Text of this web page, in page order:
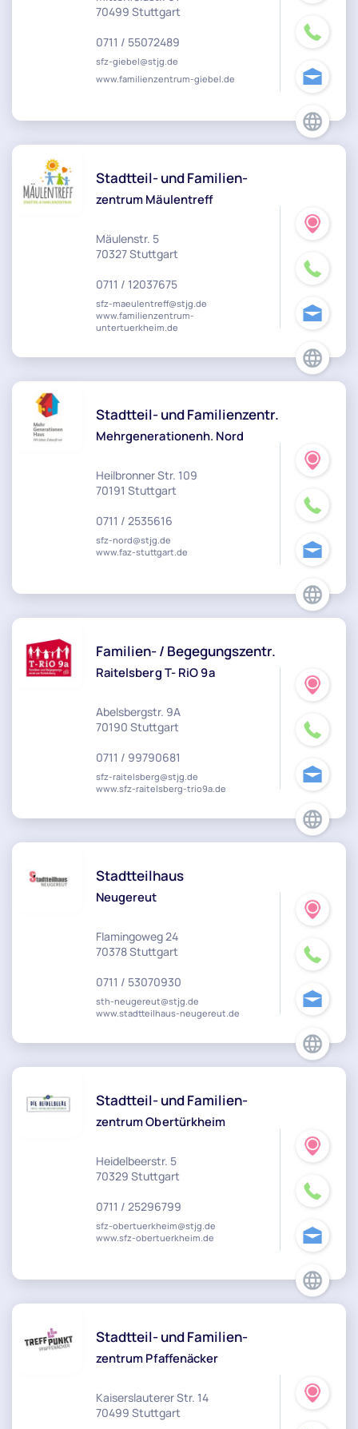
70499 Stuttgart
0711 / 55072489
sfz-giebel@stjg.de
www.familienzentrum-giebel.de
Stadtteil- und Familien-
zentrum Mäulentreff
Mäulenstr. 5
70327 Stuttgart
0711 / 12037675
sfz-maeulentreff@stjg.de
www.familienzentrum-
untertuerkheim.de
Stadtteil- und Familienzentr.
Mehrgenerationenh. Nord
Heilbronner Str. 109
70191 Stuttgart
0711 / 2535616
sfz-nord@stjg.de
www.faz-stuttgart.de
Familien- / Begegungszentr.
Raitelsberg T- RiO 9a
Abelsbergstr. 9A
70190 Stuttgart
0711 / 99790681
sfz-raitelsberg@stjg.de
www.sfz-raitelsberg-trio9a.de
Stadtteilhaus
Neugereut
Flamingoweg 24
70378 Stuttgart
0711 / 53070930
sth-neugereut@stjg.de
www.stadtteilhaus-neugereut.de
Stadtteil- und Familien-
zentrum Obertürkheim
Heidelbeerstr. 5
70329 Stuttgart
0711 / 25296799
sfz-obertuerkheim@stjg.de
www.sfz-obertuerkheim.de
Stadtteil- und Familien-
zentrum Pfaffenäcker
Kaiserslauterer Str. 14
70499 Stuttgart